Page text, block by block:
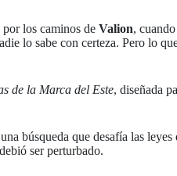
los caminos de Valion,
lo sabe con certeza. Pero lo
de la Marca del Este, diseñada
búsqueda que desafía las
ser perturbado.